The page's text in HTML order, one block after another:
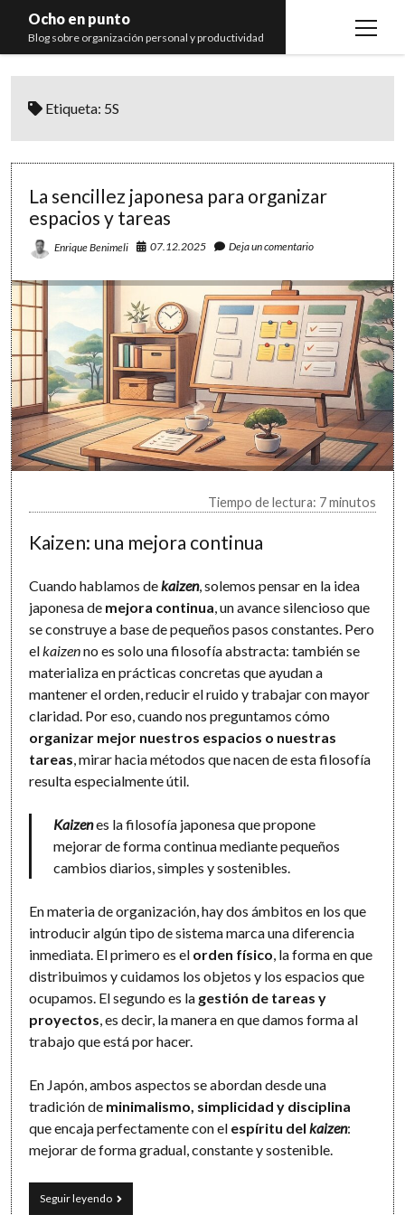
Ocho en punto
Blog sobre organización personal y productividad
open
Libros
Etiqueta: 5S
La sencillez japonesa para organizar
espacios y tareas
Enrique Benimeli 07.12.2025 Deja un comentario
Tiempo de lectura: 7 minutos
Kaizen: una mejora continua
Cuando hablamos dekaizen, solemos pensar en la idea
japonesa de mejora continua, un avance silencioso que
se construye a base de pequeños pasos constantes. Pero
elkaizenno es solo una filosofía abstracta: también se
materializa en prácticas concretas que ayudan a
mantener el orden, reducir el ruido y trabajar con mayor
claridad. Por eso, cuando nos preguntamos cómo
organizar mejor nuestros espacios o nuestras
tareas, mirar hacia métodos que nacen de esta filosofía
resulta especialmente útil.
Kaizenes la filosofía japonesa que propone
mejorar de forma continua mediante pequeños
cambios diarios, simples y sostenibles.
En materia de organización, hay dos ámbitos en los que
introducir algún tipo de sistema marca una diferencia
inmediata. El primero es el orden físico, la forma en que
distribuimos y cuidamos los objetos y los espacios que
ocupamos. El segundo es la gestión de tareas y
proyectos, es decir, la manera en que damos forma al
trabajo que está por hacer.
En Japón, ambos aspectos se abordan desde una
tradición de minimalismo, simplicidad y disciplina
que encaja perfectamente con el espíritu delkaizen:
mejorar de forma gradual, constante y sostenible.
Seguir leyendoLa